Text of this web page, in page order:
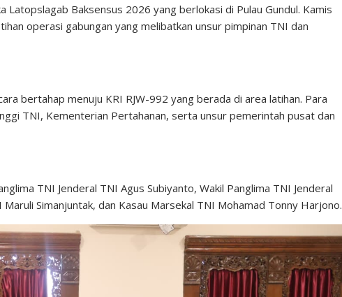
Latopslagab Baksensus 2026 yang berlokasi di Pulau Gundul. Kamis
operasi gabungan yang melibatkan unsur pimpinan TNI dan
bertahap menuju KRI RJW-992 yang berada di area latihan. Para
TNI, Kementerian Pertahanan, serta unsur pemerintah pusat dan
TNI Jenderal TNI Agus Subiyanto, Wakil Panglima TNI Jenderal
Simanjuntak, dan Kasau Marsekal TNI Mohamad Tonny Harjono.